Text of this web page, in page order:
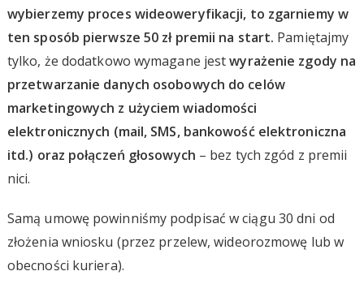
wybierzemy proces wideoweryfikacji, to zgarniemy w
ten sposób pierwsze 50 zł premii na start. Pamiętajmy
tylko, że dodatkowo wymagane jestwyrażenie zgody na
przetwarzanie danych osobowych do celów
marketingowych z użyciem wiadomości
elektronicznych (mail, SMS, bankowość elektroniczna
itd.) oraz połączeń głosowych – bez tych zgód z premii
nici.
Samą umowę powinniśmy podpisać w ciągu 30 dni od
złożenia wniosku (przez przelew, wideorozmowę lub w
obecności kuriera).